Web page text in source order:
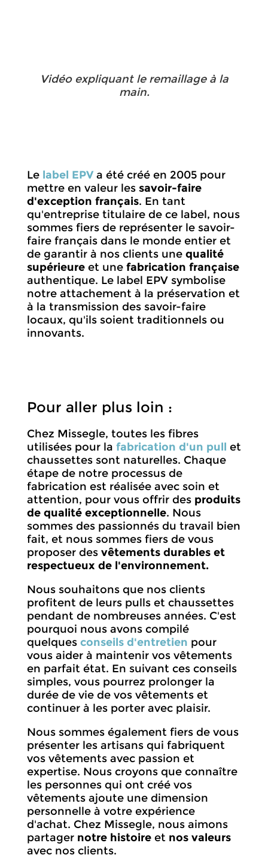
Vidéo expliquant le remaillage à la
main.
Le label EPVa été créé en 2005 pour
mettre en valeur les savoir-faire
d'exception français. En tant
qu'entreprise titulaire de ce label, nous
sommes fiers de représenter le savoir-
faire français dans le monde entier et
de garantir à nos clients une qualité
supérieure et une fabrication française
authentique. Le label EPV symbolise
notre attachement à la préservation et
à la transmission des savoir-faire
locaux, qu'ils soient traditionnels ou
innovants.
Pour aller plus loin :
Chez Missegle, toutes les fibres
utilisées pour la fabrication d'un pull et
chaussettes sont naturelles. Chaque
étape de notre processus de
fabrication est réalisée avec soin et
attention, pour vous offrir des produits
de qualité exceptionnelle. Nous
sommes des passionnés du travail bien
fait, et nous sommes fiers de vous
proposer des vêtements durables et
respectueux de l'environnement.
Nous souhaitons que nos clients
profitent de leurs pulls et chaussettes
pendant de nombreuses années. C'est
pourquoi nous avons compilé
quelques conseils d'entretien pour
vous aider à maintenir vos vêtements
en parfait état. En suivant ces conseils
simples, vous pourrez prolonger la
durée de vie de vos vêtements et
continuer à les porter avec plaisir.
Nous sommes également fiers de vous
présenter les artisans qui fabriquent
vos vêtements avec passion et
expertise. Nous croyons que connaître
les personnes qui ont créé vos
vêtements ajoute une dimension
personnelle à votre expérience
d'achat. Chez Missegle, nous aimons
partager notre histoire et nos valeurs
avec nos clients.